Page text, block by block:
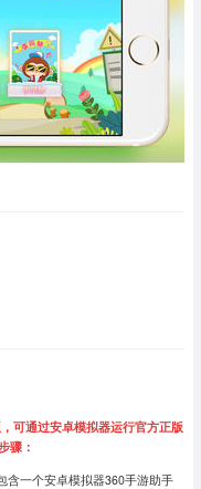
可通过安卓模拟器运行官方正版
骤：
含一个安卓模拟器360手游助手